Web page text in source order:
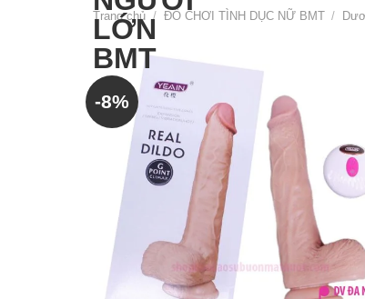
Trang chủ / ĐỒ CHƠI TÌNH DỤC NỮ BMT /
-8%